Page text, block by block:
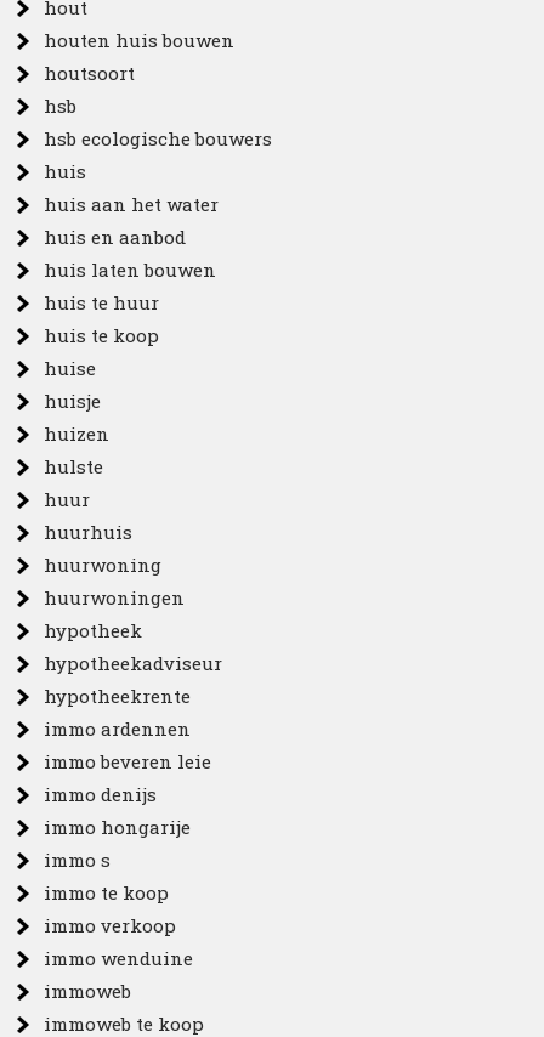
hout
houten huis bouwen
houtsoort
hsb
hsb ecologische bouwers
huis
huis aan het water
huis en aanbod
huis laten bouwen
huis te huur
huis te koop
huise
huisje
huizen
hulste
huur
huurhuis
huurwoning
huurwoningen
hypotheek
hypotheekadviseur
hypotheekrente
immo ardennen
immo beveren leie
immo denijs
immo hongarije
immo s
immo te koop
immo verkoop
immo wenduine
immoweb
immoweb te koop